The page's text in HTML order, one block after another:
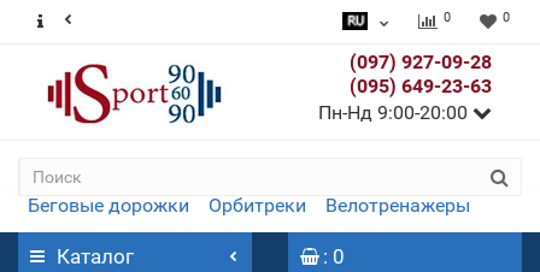
0 0
(097) 927-09-28
(095) 649-23-63
Пн-Нд 9:00-20:00
Беговые дорожки Орбитреки Велотренажеры
Каталог : 0